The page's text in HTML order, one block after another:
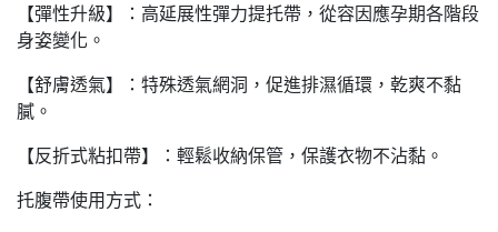
【彈性升級】：高延展性彈力提托帶，從容因應孕期各階段
身姿變化。
【舒膚透氣】：特殊透氣網洞，促進排濕循環，乾爽不黏
膩。
【反折式粘扣帶】：輕鬆收納保管，保護衣物不沾黏。
托腹帶使用方式：